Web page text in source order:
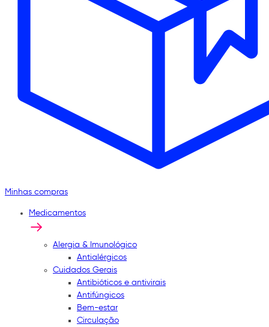
Minhas compras
Medicamentos
Alergia & Imunológico
Antialérgicos
Cuidados Gerais
Antibióticos e antivirais
Antifúngicos
Bem-estar
Circulação